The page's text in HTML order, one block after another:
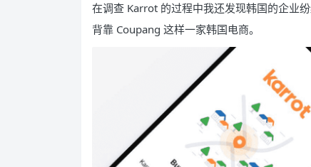
在调查 Karrot 的过程中我还发现韩国的企业
背靠 Coupang 这样一家韩国电商。